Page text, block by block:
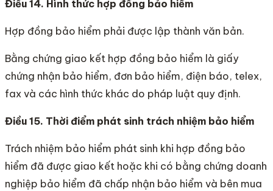
Điều 14. Hình thức hợp đồng bảo hiểm
Hợp đồng bảo hiểm phải được lập thành văn bản.
Bằng chứng giao kết hợp đồng bảo hiểm là giấy
chứng nhận bảo hiểm, đơn bảo hiểm, điện báo, telex,
fax và các hình thức khác do pháp luật quy định.
Điều 15. Thời điểm phát sinh trách nhiệm bảo hiểm
Trách nhiệm bảo hiểm phát sinh khi hợp đồng bảo
hiểm đã được giao kết hoặc khi có bằng chứng doanh
nghiệp bảo hiểm đã chấp nhận bảo hiểm và bên mua